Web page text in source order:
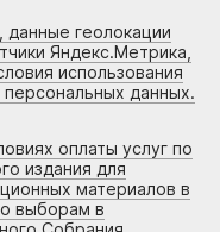
данные геолокации
Яндекс.Метрика,
использования
данных.
оплаты услуг по
издания для
материалов в
выборам в